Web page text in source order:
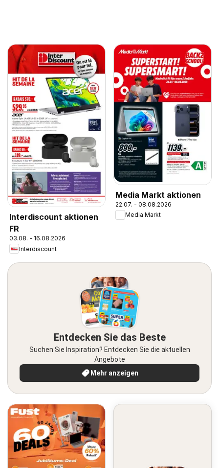
Interdiscount aktionen
FR
03.08. - 16.08.2026
Interdiscount
Media Markt aktionen
22.07. - 08.08.2026
Media Markt
Entdecken Sie das Beste
Suchen Sie Inspiration? Entdecken Sie die aktuellen
Angebote
Mehr anzeigen